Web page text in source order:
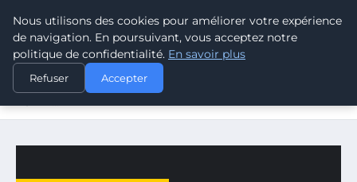
CLIMATE RESPONSE BLOG
ACCUEIL
ÉNERGIE RENOUVELABLE
ÉCONOMIE D’ÉNERGIE : 10 ASTUCES POUR RÉDUIRE
Nous utilisons des cookies pour améliorer votre expérience
de navigation. En poursuivant, vous acceptez notre
politique de confidentialité. En savoir plus
Refuser Accepter